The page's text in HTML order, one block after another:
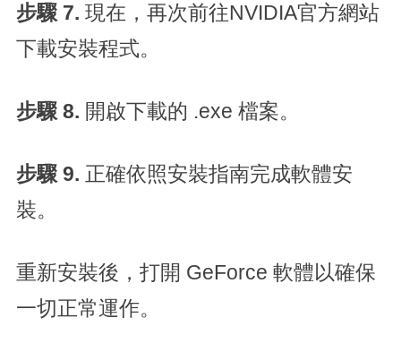
步驟 7. 現在，再次前往NVIDIA官方網站
下載安裝程式。
步驟 8. 開啟下載的 .exe 檔案。
步驟 9. 正確依照安裝指南完成軟體安
裝。
重新安裝後，打開 GeForce 軟體以確保
一切正常運作。